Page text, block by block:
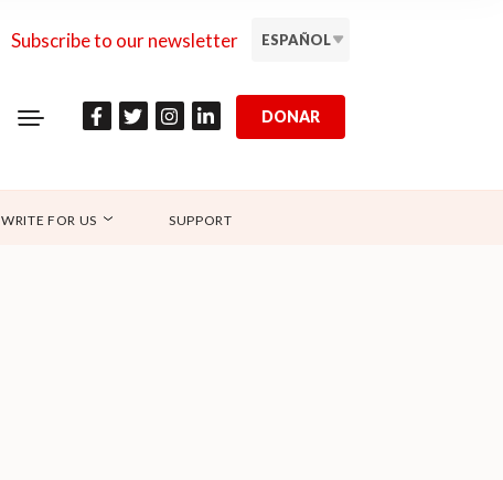
Subscribe to our newsletter ESPAÑOL
DONAR
WRITE FOR US SUPPORT